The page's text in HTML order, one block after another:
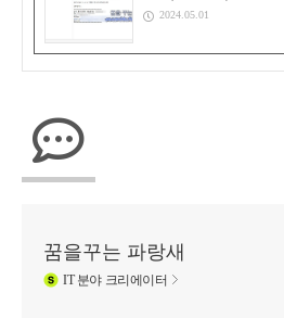
2024.05.01
꿈을꾸는 파랑새
IT분야 크리에이터